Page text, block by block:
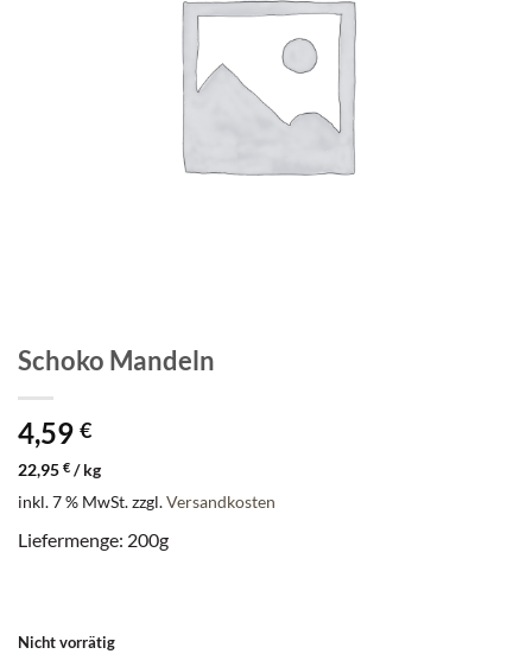
Schoko Mandeln
4,59 €
22,95 € /kg
inkl. 7 % MwSt.zzgl.Versandkosten
Liefermenge: 200g
Nicht vorrätig